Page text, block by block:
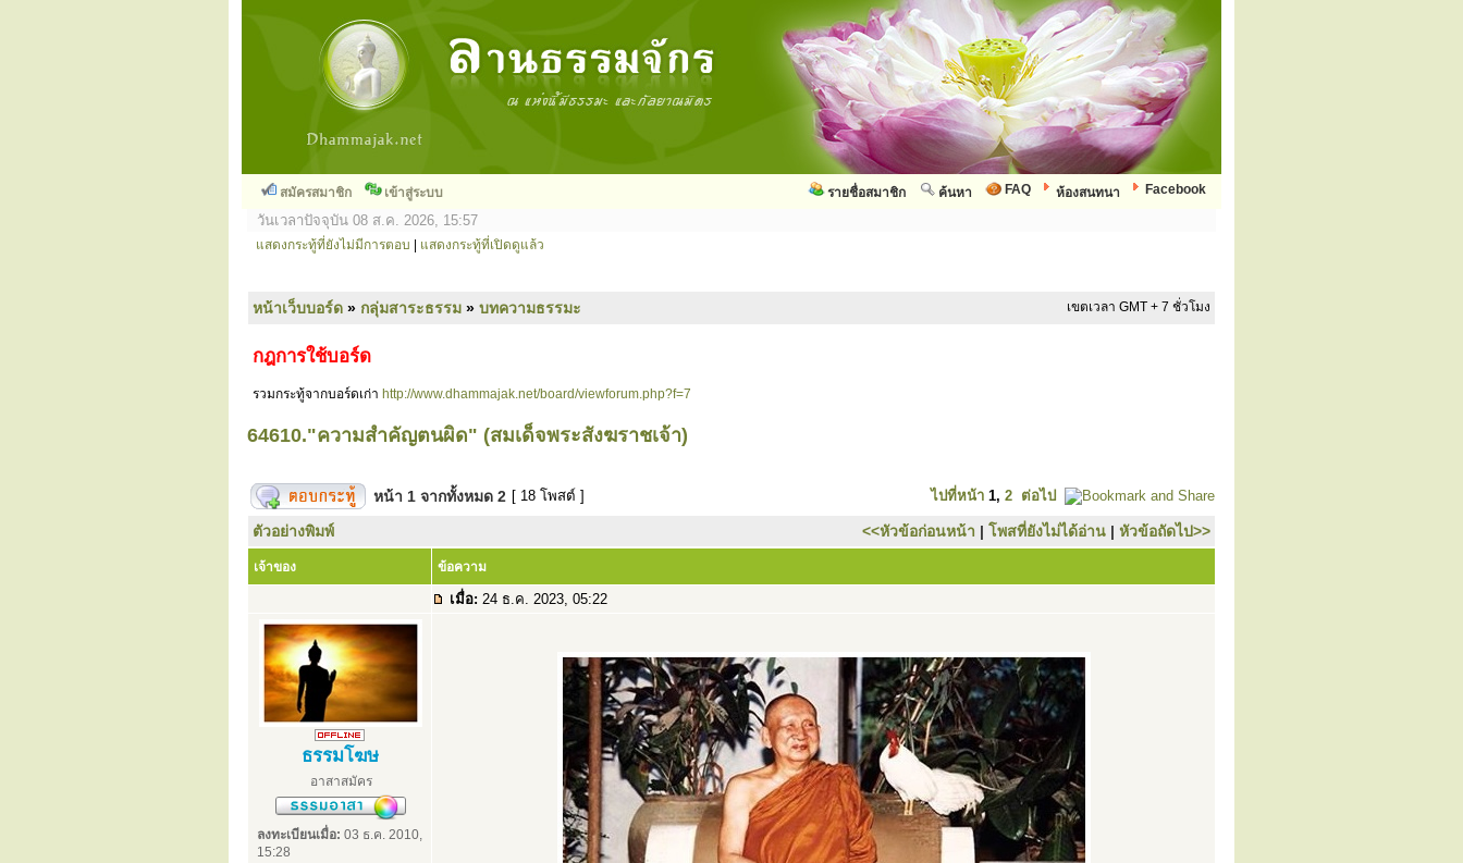
สมัครสมาชิก เข้าสู่ระบบ Facebook
ห้องสนทนา
FAQ
ค้นหา
รายชื่อสมาชิก
วันเวลาปัจจุบัน 08 ส.ค. 2026, 15:57
แสดงกระทู้ที่ยังไม่มีการตอบ แสดงกระทู้ที่เปิดดูแล้ว
หน้าเว็บบอร์ด » กลุ่มสาระธรรม » บทความธรรมะ เขตเวลา GMT + 7 ชั่วโมง
กฎการใช้บอร์ด
รวมกระทู้จากบอร์ดเก่า http://www.dhammajak.net/board/viewforum.php?f=7
64610."ความสำคัญตนผิด" (สมเด็จพระสังฆราชเจ้า)
หน้า 1 จากทั้งหมด 2 [ 18 โพสต์ ] ไปที่หน้า 1, 2 ต่อไป
ตัวอย่างพิมพ์ <<หัวข้อก่อนหน้า | โพสที่ยังไม่ได้อ่าน | หัวข้อถัดไป>>
เจ้าของ ข้อความ
เมื่อ: 24 ธ.ค. 2023, 05:22
ธรรมโฆษ
อาสาสมัคร
ลงทะเบียนเมื่อ: 03 ธ.ค. 2010,
15:28